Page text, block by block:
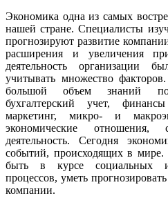
Экономика одна из самых
нашей стране. Специалисты
прогнозируют развитие
расширения и увеличения
деятельность организации
учитывать множество
большой объем знаний
бухгалтерский учет,
маркетинг, микро- и
экономические отношения,
деятельность. Сегодня
событий, происходящих в
быть в курсе социальных
процессов, уметь
компании.